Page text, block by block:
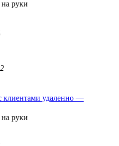
на руки
2
клиентами удаленно —
на руки